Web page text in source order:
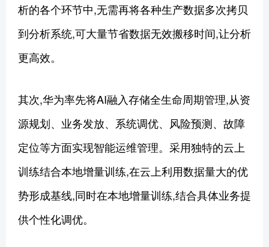
析的各个环节中,无需再将各种生产数据多次拷贝
到分析系统,可大量节省数据无效搬移时间,让分析
更高效。
其次,华为率先将AI融入存储全生命周期管理,从资
源规划、业务发放、系统调优、风险预测、故障
定位等方面实现智能运维管理。采用独特的云上
训练结合本地增量训练,在云上利用数据量大的优
势形成基线,同时在本地增量训练,结合具体业务提
供个性化调优。